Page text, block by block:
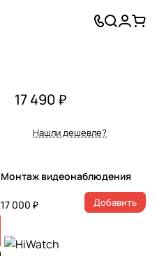
17 490 ₽
Нашли дешевле?
Монтаж видеонаблюдения
17 000 ₽ Добавить